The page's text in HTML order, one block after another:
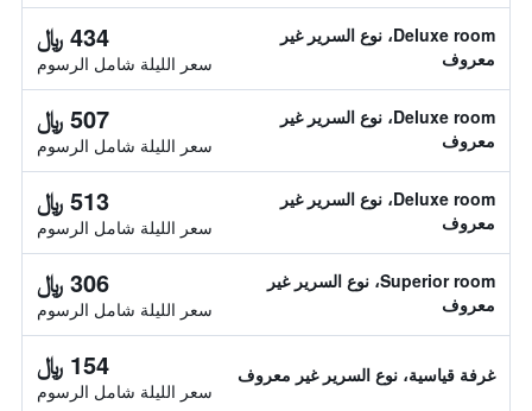
Deluxe room، نوع السرير غير
معروف
434 ﷼
سعر الليلة شامل الرسوم
Deluxe room، نوع السرير غير
معروف
507 ﷼
سعر الليلة شامل الرسوم
Deluxe room، نوع السرير غير
معروف
513 ﷼
سعر الليلة شامل الرسوم
Superior room، نوع السرير غير
معروف
306 ﷼
سعر الليلة شامل الرسوم
غرفة قياسية، نوع السرير غير معروف 154 ﷼
سعر الليلة شامل الرسوم